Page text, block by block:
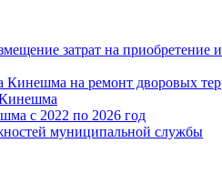
затрат на
Кинешма на ремонт дворовых
Кинешма
с 2022 по 2026 год
муниципальной службы